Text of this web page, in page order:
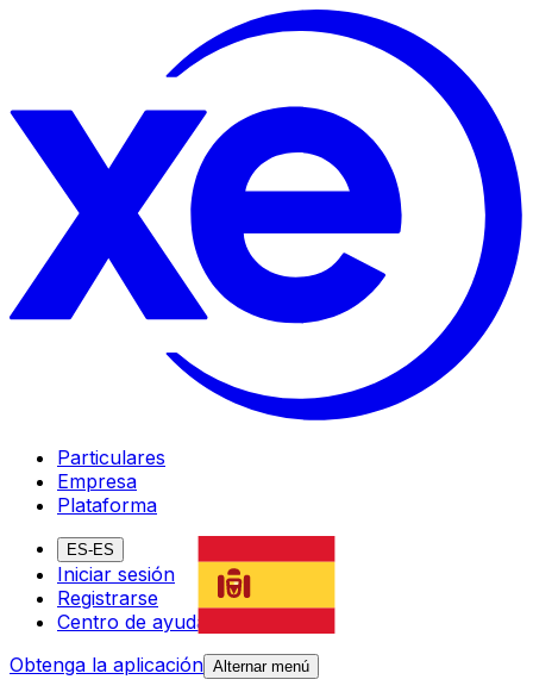
Particulares
Empresa
Plataforma
ES-ES
Iniciar sesión
Registrarse
Centro de ayuda
Obtenga la aplicación Alternar menú